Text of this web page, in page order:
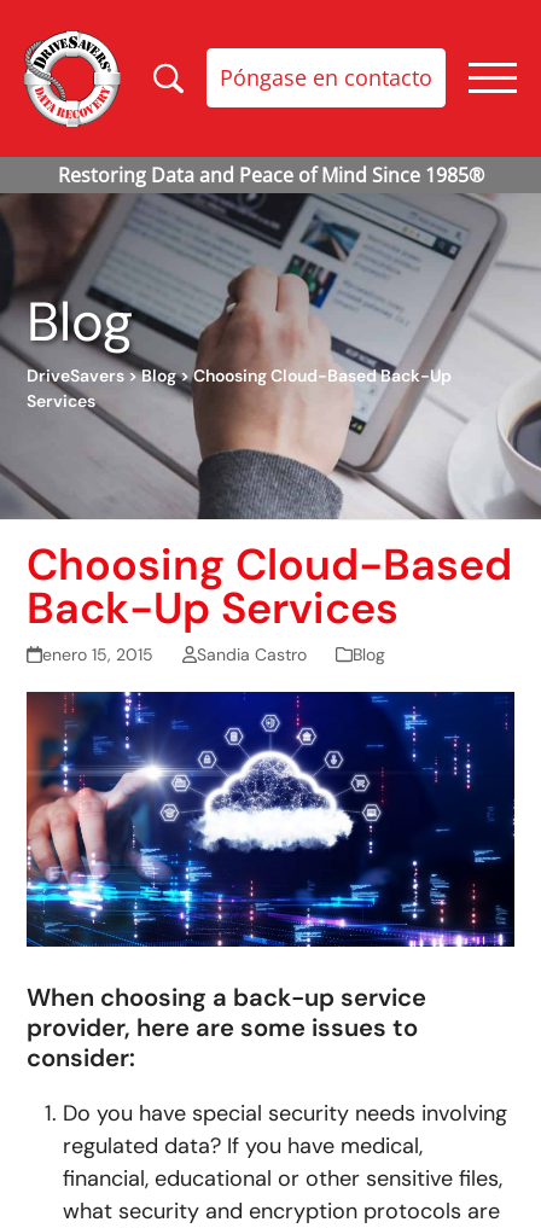
Póngase en contacto
Blog
DriveSavers>Blog>Choosing Cloud-Based Back-Up
Services
Choosing Cloud-Based
Back-Up Services
enero 15, 2015 Sandia Castro Blog
When choosing a back-up service
provider, here are some issues to
consider:
Do you have special security needs involving
regulated data? If you have medical,
financial, educational or other sensitive files,
what security and encryption protocols are